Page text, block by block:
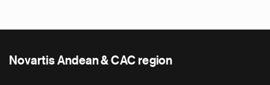
Novartis Andean & CAC region